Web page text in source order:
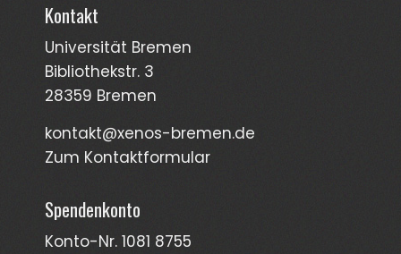
Kontakt
Universität Bremen
Bibliothekstr. 3
28359 Bremen
kontakt@xenos-bremen.de
Zum Kontaktformular
Spendenkonto
Konto-Nr. 1081 8755